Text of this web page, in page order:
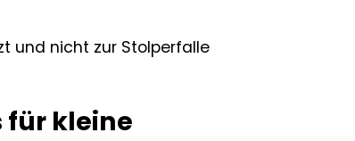
und nicht zur Stolperfalle
für kleine